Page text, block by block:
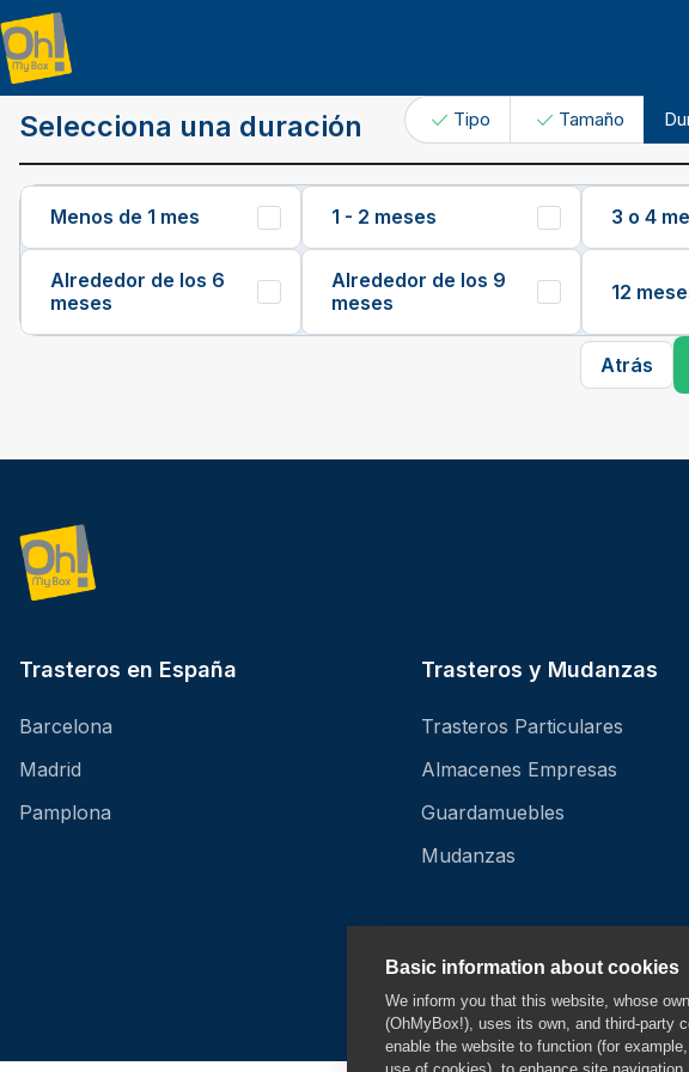
Basic information about cookies
We inform you that this website, whose
(OhMyBox!), uses its own, and third-party
enable the website to function (for
Selecciona una duración Tipo Tamaño
Menos de 1 mes 1 - 2 meses 3 o 4
Alrededor de los 6
meses
Alrededor de los 9
meses
12
Atrás
Trasteros en España
Barcelona
Madrid
Pamplona
Trasteros y Mudanzas
Trasteros Particulares
Almacenes Empresas
Guardamuebles
Mudanzas